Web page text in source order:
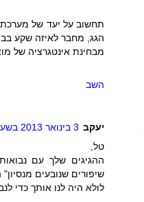
תחשוב על יעד של
הגג, מחבר לאיזה שקע
מבחינת אינטגרציה של
השב
יעקב 3 בינואר 2013 בשעה 17:17
טל,
ההגיגים שלך עם
שיפורים שנובעים
לולא היה לנו אותך כדי